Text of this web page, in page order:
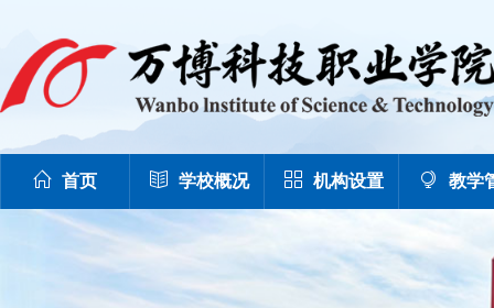
首页 学校概况 机构设置 教学